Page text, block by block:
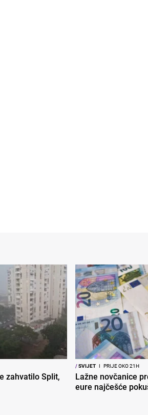
zahvatilo Split,
/SVIJET I PRIJE OKO 21H
Lažne novčanice
eure najčešće